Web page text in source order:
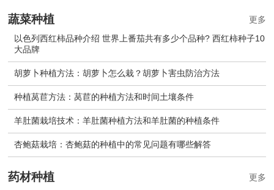
蔬菜种植
以色列西红柿品种介绍 世界上番茄共有多少个品种? 西红柿种子10
大品牌
胡萝卜种植方法：胡萝卜怎么栽？胡萝卜害虫防治方法
种植莴苣方法：莴苣的种植方法和时间土壤条件
羊肚菌栽培技术：羊肚菌种植方法和羊肚菌的种植条件
杏鲍菇栽培：杏鲍菇的种植中的常见问题有哪些解答
更多
药材种植 更多